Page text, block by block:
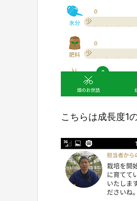
こちらは成長度1